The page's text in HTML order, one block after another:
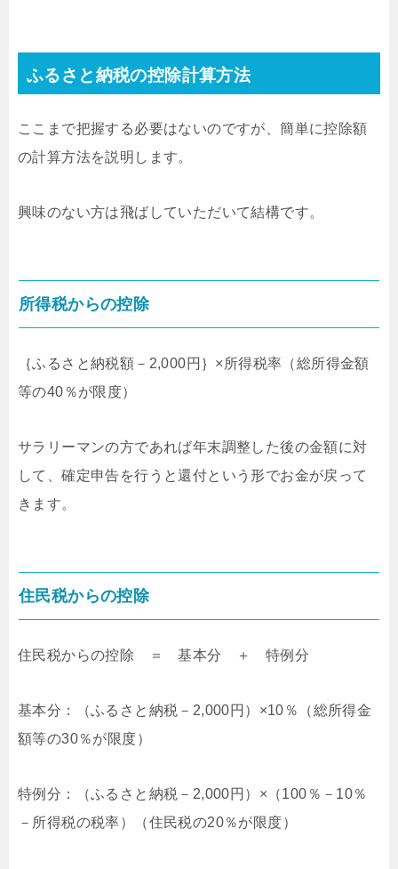
ふるさと納税の控除計算方法
ここまで把握する必要はないのですが、簡単に控除額
の計算方法を説明します。
興味のない方は飛ばしていただいて結構です。
所得税からの控除
｛ふるさと納税額－2,000円｝×所得税率（総所得金額
等の40％が限度）
サラリーマンの方であれば年末調整した後の金額に対
して、確定申告を行うと還付という形でお金が戻って
きます。
住民税からの控除
住民税からの控除 ＝ 基本分 ＋ 特例分
基本分：（ふるさと納税－2,000円）×10％（総所得金
額等の30％が限度）
特例分：（ふるさと納税－2,000円）×（100％－10％
－所得税の税率）（住民税の20％が限度）